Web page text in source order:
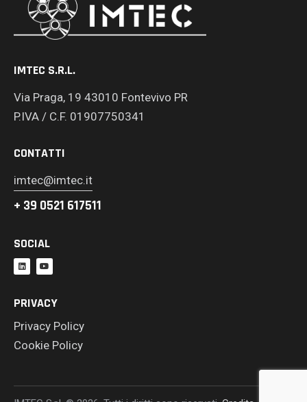
IMTEC S.R.L.
Via Praga, 19 43010 Fontevivo PR
P.IVA / C.F. 01907750341
CONTATTI
imtec@imtec.it
+ 39 0521 617511
SOCIAL
PRIVACY
Privacy Policy
Cookie Policy